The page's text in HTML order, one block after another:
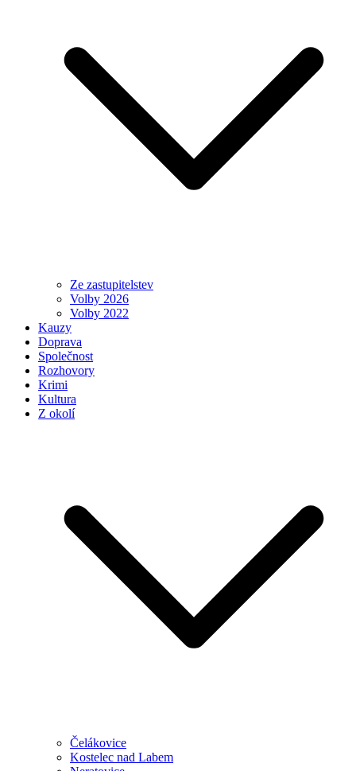
Ze zastupitelstev
Volby 2026
Volby 2022
Kauzy
Doprava
Společnost
Rozhovory
Krimi
Kultura
Z okolí
Čelákovice
Kostelec nad Labem